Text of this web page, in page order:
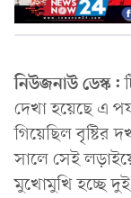
নিউজনাউ ডেস্ক:
দেখা হয়েছে এ
গিয়েছিল
সালে সেই
মুখোমুখি হচ্ছে